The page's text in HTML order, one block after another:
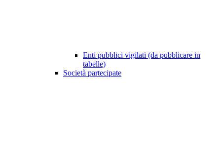
Enti pubblici vigilati (da pubblicare in
tabelle)
Società partecipate